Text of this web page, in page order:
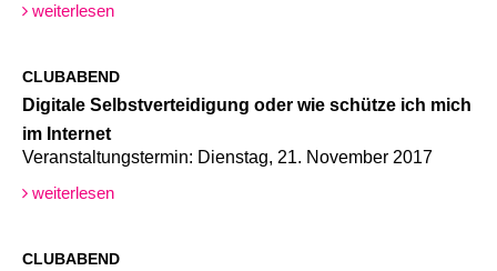
weiterlesen
CLUBABEND
Digitale Selbstverteidigung oder wie schütze ich mich
im Internet
Veranstaltungstermin: Dienstag, 21. November 2017
weiterlesen
CLUBABEND